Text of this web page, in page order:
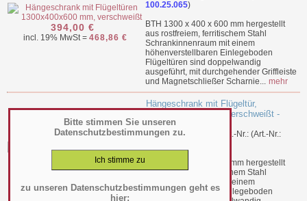
Bitte stimmen Sie unseren
Datenschutzbestimmungen zu.
zu unseren Datenschutzbestimmungen geht es
hier:
394,00 €
incl. 19% MwSt = 468,86 €
100.25.065)
BTH 1300 x 400 x 600 mm hergestellt
aus rostfreiem, ferritischem Stahl
Schrankinnenraum mit einem
höhenverstellbaren Einlegeboden
Flügeltüren sind doppelwandig
ausgeführt, mit durchgehender Griffleiste
und Magnetschließer Scharnie... mehr
Hängeschrank mit Flügeltür,
1500x300x600 mm, verschweißt -
VHS15301
Hersteller: Stalgast / Art.-Nr.: (Art.-Nr.:
BTH 1500 x 300 x 600 mm hergestellt
aus rostfreiem, ferritischem Stahl
Schrankinnenraum mit einem
höhenverstellbaren Einlegeboden